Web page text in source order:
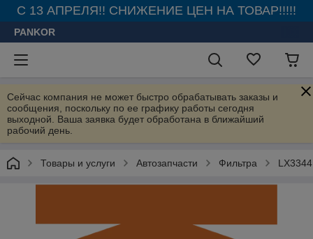
С 13 АПРЕЛЯ!! СНИЖЕНИЕ ЦЕН НА ТОВАР!!!!!
PANKOR
Сейчас компания не может быстро обрабатывать заказы и
сообщения, поскольку по ее графику работы сегодня
выходной. Ваша заявка будет обработана в ближайший
рабочий день.
Товары и услуги Автозапчасти Фильтра